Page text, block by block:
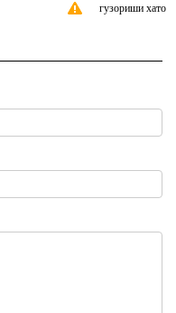
гузориши хато